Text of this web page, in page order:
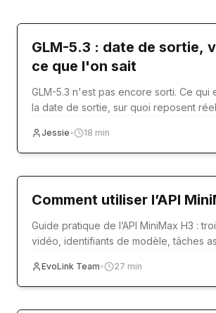
GLM-5.3 : date de sortie,
ce que l'on sait
GLM-5.3 n'est pas encore sorti. Ce qui
la date de sortie, sur quoi reposent
Jessie• 18 min
Tutoriel
Comment utiliser l’API
Guide pratique de l’API MiniMax H3 :
vidéo, identifiants de modèle, tâches
EvoLink Team• 27 min
model-release